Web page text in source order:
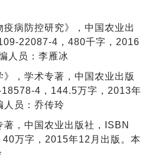
病防控研究》，中国农业出
22087-4，480千字，2016
人员：李雁冰
，学术专著，中国农业出版
4，144.5万字，2013年
人员：乔传玲
，中国农业出版社，ISBN
万字，2015年12月出版。本